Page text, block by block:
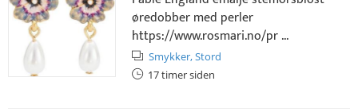
øredobber med perler
https://www.rosmari.no/pr ...
Smykker,Stord
17 timer siden